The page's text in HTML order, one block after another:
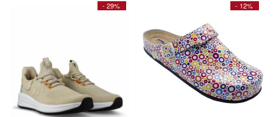
- 29% - 12%